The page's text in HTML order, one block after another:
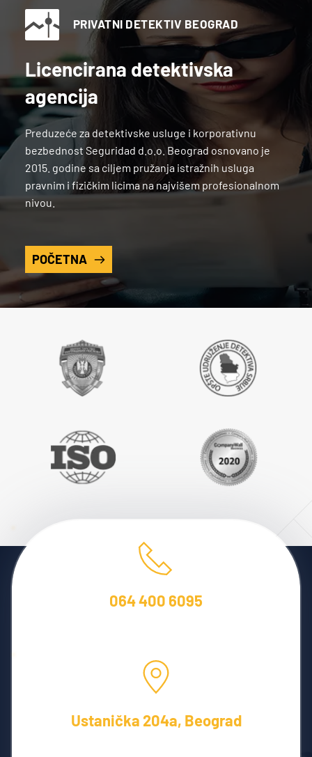
PRIVATNI DETEKTIV BEOGRAD
Licencirana detektivska
agencija
Preduzeće za detektivske usluge i korporativnu
bezbednost Seguridad d.o.o. Beograd osnovano je
2015. godine sa ciljem pružanja istražnih usluga
pravnim i fizičkim licima na najvišem profesionalnom
nivou.
POČETNA
064 400 6095
Ustanička 204a, Beograd